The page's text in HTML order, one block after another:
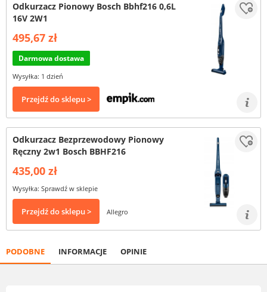
Odkurzacz Pionowy Bosch Bbhf216 0,6L
16V 2W1
495,67 zł
Darmowa dostawa
Wysyłka: 1 dzień
Przejdź do sklepu >
Odkurzacz Bezprzewodowy Pionowy
Ręczny 2w1 Bosch BBHF216
435,00 zł
Wysyłka: Sprawdź w sklepie
Przejdź do sklepu > Allegro
PODOBNE INFORMACJE OPINIE